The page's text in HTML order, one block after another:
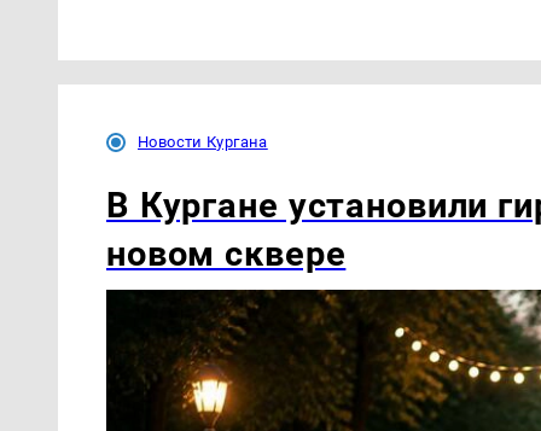
Новости Кургана
В Кургане установили
новом сквере